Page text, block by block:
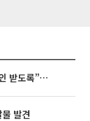
김정관 장관 “반도체 성과급, 주총 승인 받도록”…상법·자본시장법 개정 시사
발견